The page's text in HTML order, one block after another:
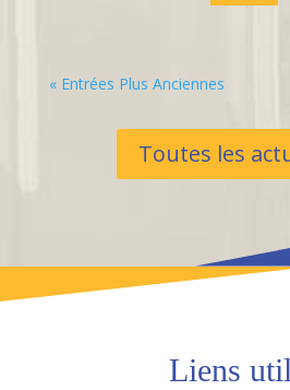
« Entrées Plus Anciennes
Toutes les
Liens